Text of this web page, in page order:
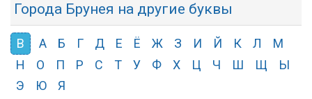
Города Брунея на другие буквы
В А Б Г Д Е Ё Ж З И Й К Л
М
Н
О П Р С Т У Ф Х Ц Ч Ш Щ
Ы
Э
Ю Я